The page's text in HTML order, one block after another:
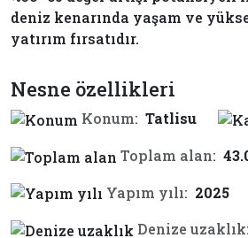
deniz kenarında yaşam ve
yatırım fırsatıdır.
Nesne özellikleri
Konum: Tatlisu
Toplam alan:
Yapım yılı: 2025
Denize uzaklık: